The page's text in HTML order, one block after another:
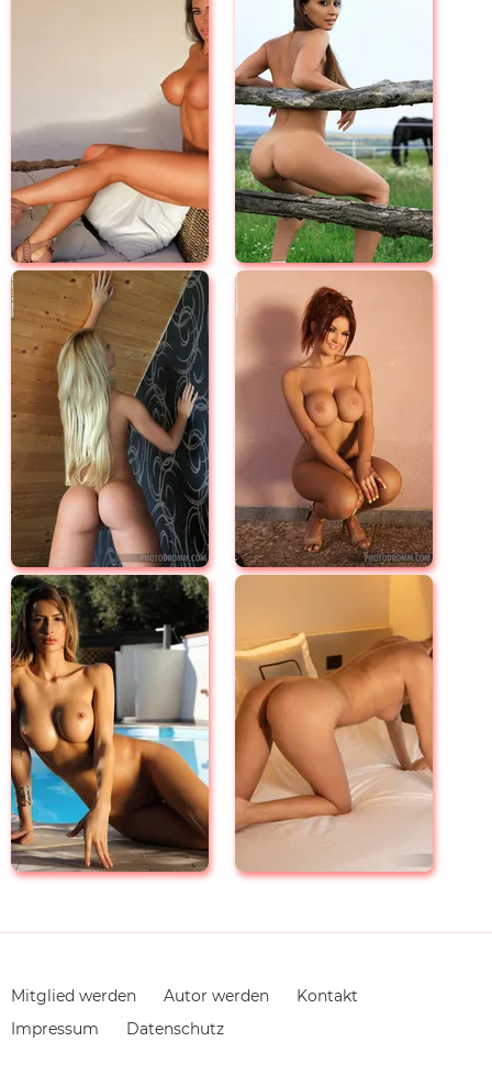
Navigation
überspringen
Mitglied werden Autor werden
Kontakt
Impressum
Datenschutz